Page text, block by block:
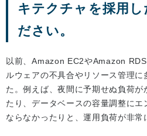
キテクチャを採用し
ださい。
以前、Amazon EC2やAmazon
ルウェアの不具合やリソース管理
た。例えば、夜間に予期せぬ負荷
たり、データベースの容量調整に
ならなかったりと、運用負荷が非常